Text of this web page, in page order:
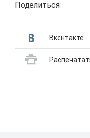
Поделиться:
Вконтакте